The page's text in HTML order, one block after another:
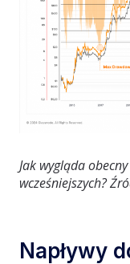
Jak wygląda
wcześniejszych?
Napływy